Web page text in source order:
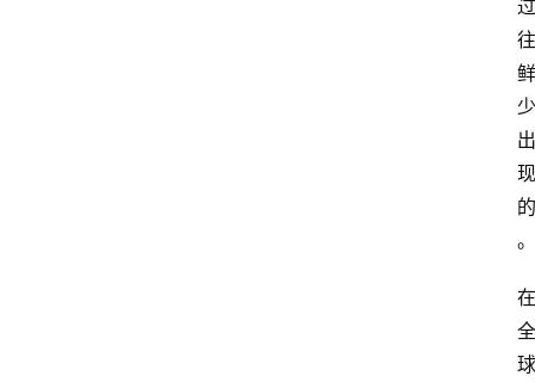
过
往
鲜
少
出
现
的
。
在
全
球